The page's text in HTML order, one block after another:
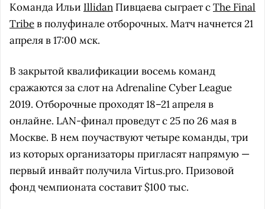
Команда Ильи Illidan Пивцаева сыграет сThe Final
Tribeв полуфинале отборочных. Матч начнется 21
апреля в 17:00 мск.
В закрытой квалификации восемь команд
сражаются за слот на Adrenaline Cyber League
2019. Отборочные проходят 18–21 апреля в
онлайне. LAN-финал проведут с 25 по 26 мая в
Москве. В нем поучаствуют четыре команды, три
из которых организаторы пригласят напрямую —
первый инвайт получила Virtus.pro. Призовой
фонд чемпионата составит $100 тыс.